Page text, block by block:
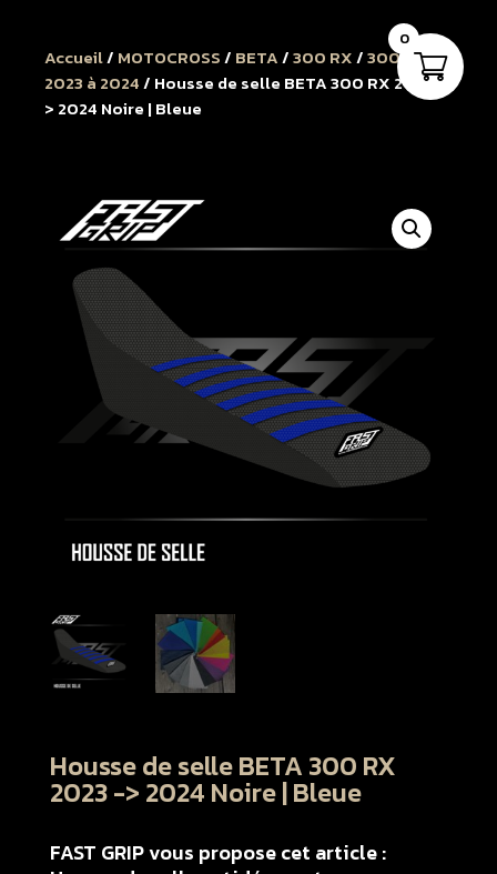
Accueil/ MOTOCROSS/ BETA/300 RX/300 RX
2023 à 2024/ Housse de selle BETA 300 RX 2023 -
> 2024 Noire | Bleue
Housse de selle BETA 300 RX
2023 -> 2024 Noire | Bleue
FAST GRIP vous propose cet article :
0